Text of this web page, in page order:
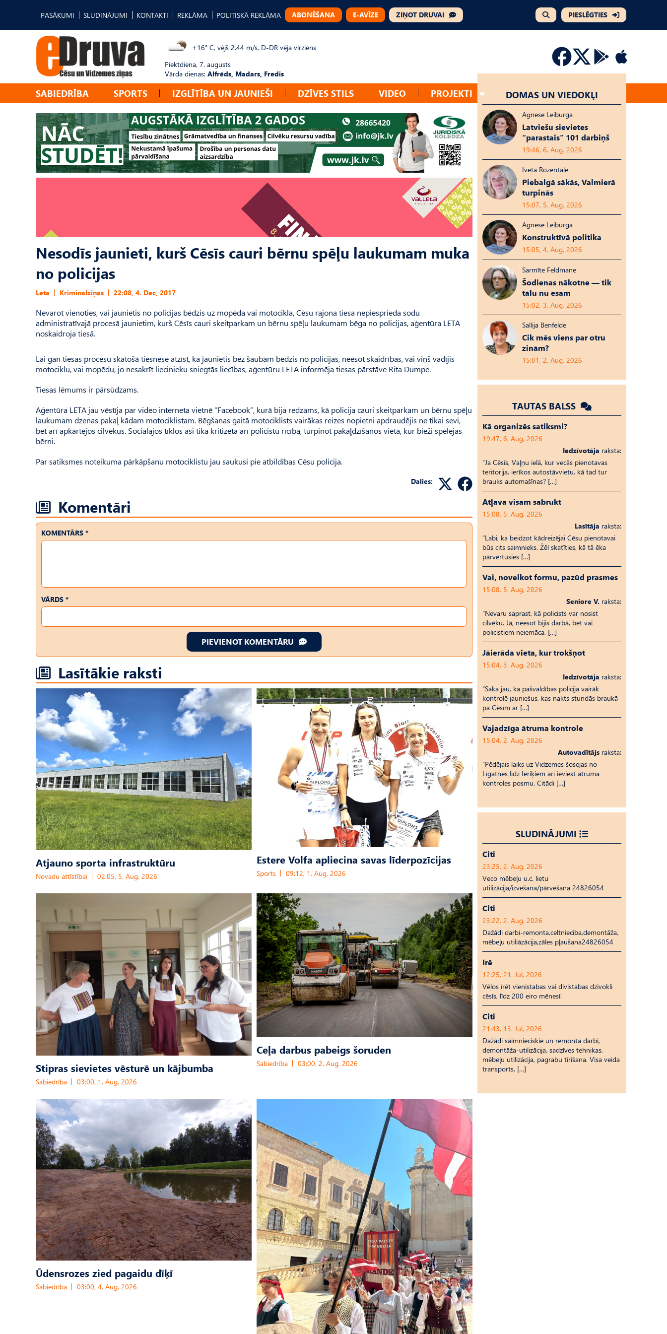
PASĀKUMI SLUDINĀJUMI KONTAKTI REKLĀMA POLITISKĀ REKLĀMA ABONĒŠANA E-AVĪZE ZIŅOT DRUVAI PIESLĒGTIES
+16° C, vējš 2.44 m/s, D-DR vēja virziens
Piektdiena, 7. augusts
Vārda dienas: Alfrēds, Madars, Fredis
SABIEDRĪBA SPORTS IZGLĪTĪBA UN JAUNIEŠI DZĪVES STILS VIDEO PROJEKTI
Nesodīs jaunieti, kurš Cēsīs cauri bērnu spēļu laukumam muka
no policijas
Leta Kriminālziņas 22:08, 4. Dec, 2017
Nevarot vienoties, vai jaunietis no policijas bēdzis uz mopēda vai motocikla, Cēsu rajona tiesa nepiesprieda sodu
administratīvajā procesā jaunietim, kurš Cēsīs cauri skeitparkam un bērnu spēļu laukumam bēga no policijas, aģentūra LETA
noskaidroja tiesā.
Lai gan tiesas procesu skatošā tiesnese atzīst, ka jaunietis bez šaubām bēdzis no policijas, neesot skaidrības, vai viņš vadījis
motociklu, vai mopēdu, jo nesakrīt liecinieku sniegtās liecības, aģentūru LETA informēja tiesas pārstāve Rita Dumpe.
Tiesas lēmums ir pārsūdzams.
Aģentūra LETA jau vēstīja par video interneta vietnē “Facebook”, kurā bija redzams, kā policija cauri skeitparkam un bērnu spēļu
laukumam dzenas pakaļ kādam motociklistam. Bēgšanas gaitā motociklists vairākas reizes nopietni apdraudējis ne tikai sevi,
bet arī apkārtējos cilvēkus. Sociālajos tīklos asi tika kritizēta arī policistu rīcība, turpinot pakaļdzīšanos vietā, kur bieži spēlējas
bērni.
Par satiksmes noteikuma pārkāpšanu motociklistu jau saukusi pie atbildības Cēsu policija.
Dalies:
Komentāri
KOMENTĀRS *
VĀRDS *
PIEVIENOT KOMENTĀRU
Lasītākie raksti
Atjauno sporta infrastruktūru
Novadu attīstībai 02:05, 5. Aug, 2026
Estere Volfa apliecina savas līderpozīcijas
Sports 09:12, 1. Aug, 2026
Stipras sievietes vēsturē un kājbumba
Sabiedrība 03:00, 1. Aug, 2026
Ceļa darbus pabeigs šoruden
Sabiedrība 03:00, 2. Aug, 2026
Ūdensrozes zied pagaidu dīķī
Sabiedrība 03:00, 4. Aug, 2026
DOMAS UN VIEDOKĻI
Agnese Leiburga
Latviešu sievietes
“parastais” 101 darbiņš
19:46, 6. Aug, 2026
Iveta Rozentāle
Piebalgā sākās, Valmierā
turpinās
15:07, 5. Aug, 2026
Agnese Leiburga
Konstruktīvā politika
15:05, 4. Aug, 2026
Sarmīte Feldmane
Šodienas nākotne — tik
tālu nu esam
15:02, 3. Aug, 2026
Sallija Benfelde
Cik mēs viens par otru
zinām?
15:01, 2. Aug, 2026
TAUTAS BALSS
Kā organizēs satiksmi?
19:47, 6. Aug, 2026
Iedzīvotāja raksta:
“Ja Cēsīs, Vaļņu ielā, kur vecās pienotavas
teritorija, ierīkos autostāvvietu, kā tad tur
brauks automašīnas? […]
Atļāva visam sabrukt
15:08, 5. Aug, 2026
Lasītāja raksta:
“Labi, ka beidzot kādreizējai Cēsu pienotavai
būs cits saimnieks. Žēl skatīties, kā tā ēka
pārvērtusies […]
Vai, novelkot formu, pazūd prasmes
15:08, 5. Aug, 2026
Seniore V. raksta:
“Nevaru saprast, kā policists var nosist
cilvēku. Jā, neesot bijis darbā, bet vai
policistiem neiemāca, […]
Jāierāda vieta, kur trokšņot
15:04, 3. Aug, 2026
Iedzīvotāja raksta:
“Saka jau, ka pašvaldības policija vairāk
kontrolē jauniešus, kas nakts stundās braukā
pa Cēsīm ar […]
Vajadzīga ātruma kontrole
15:04, 2. Aug, 2026
Autovadītājs raksta:
“Pēdējais laiks uz Vid­ze­mes šosejas no
Līgatnes līdz Ieriķiem arī ieviest ātruma
kontroles posmu. Citādi […]
SLUDINĀJUMI
Citi
23:25, 2. Aug, 2026
Veco mēbeļu u.c. lietu
utilizācija/izvešana/pārvešana 24826054
Citi
23:22, 2. Aug, 2026
Dažādi darbi-remonta,celtniecība,demontāža,
mēbeļu utiliāzācija,zāles pļaušana24826054
Īrē
12:25, 21. Jūl, 2026
Vēlos īrēt vienistabas vai divistabas dzīvokli
cēsīs, līdz 200 eiro mēnesī.
Citi
21:43, 13. Jūl, 2026
Dažādi saimnieciskie un remonta darbi,
demontāža-utilizācija, sadzīves tehnikas,
mēbeļu utilizācija, pagrabu tīrīšana. Visa veida
transports. […]